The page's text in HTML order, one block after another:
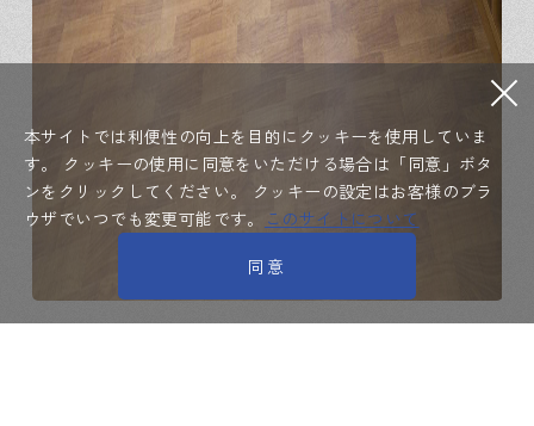
本サイトでは利便性の向上を目的にクッキーを使用していま
す。
クッキーの使用に同意をいただける場合は「同意」ボタ
ンをクリックしてください。
クッキーの設定はお客様のブラ
ウザでいつでも変更可能です。
このサイトについて
同意